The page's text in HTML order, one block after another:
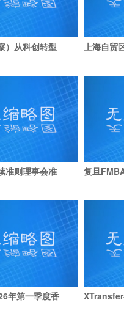
）从科创转型 上海自贸
准则理事会准 复旦
年第一季度香